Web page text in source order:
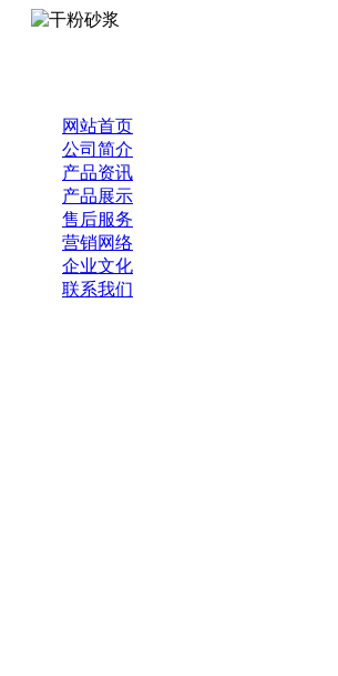
网站首页
公司简介
产品资讯
产品展示
售后服务
营销网络
企业文化
联系我们